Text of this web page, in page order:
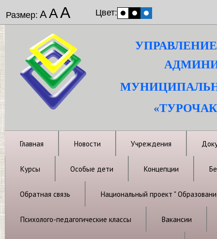
Размер: ААА Цвет:
Главная Новости Учреждения
Курсы Особые дети Концепции
Обратная связь Национальный проект "
Психолого-педагогические классы Вакансии